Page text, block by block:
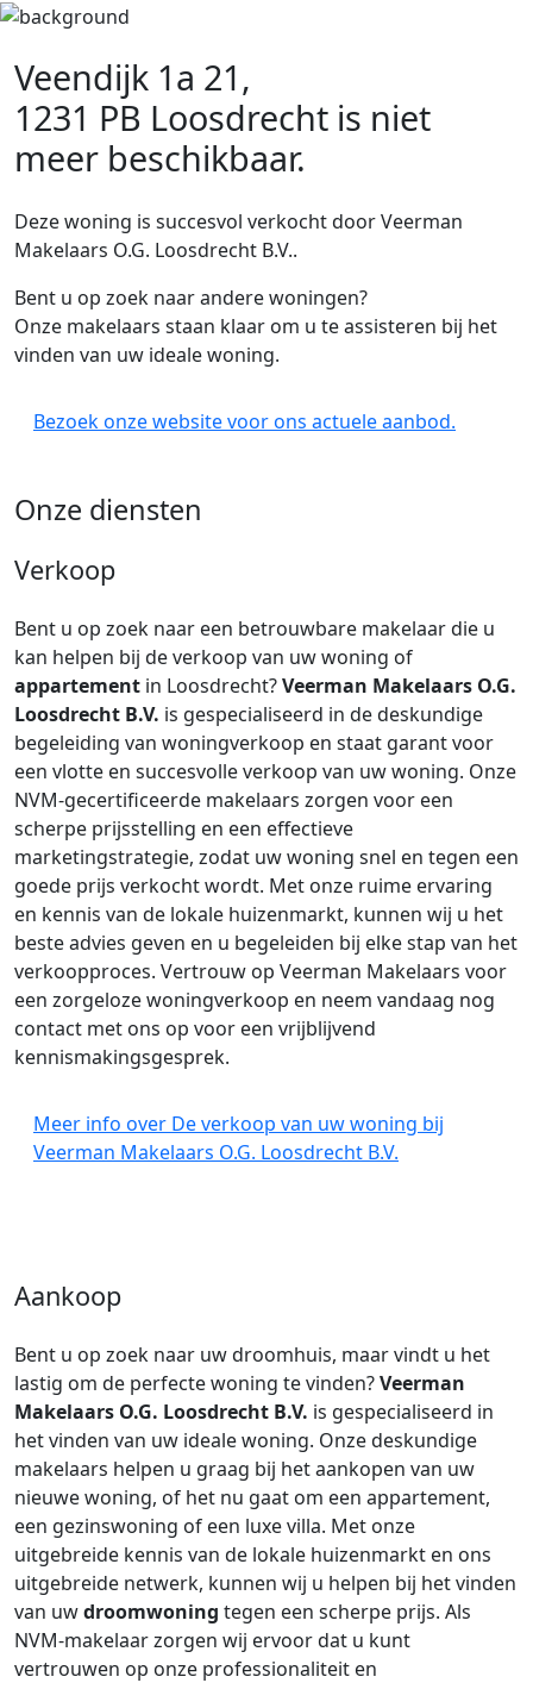
Veendijk 1a 21,
1231 PB Loosdrecht is niet
meer beschikbaar.
Deze woning is succesvol verkocht door Veerman
Makelaars O.G. Loosdrecht B.V..
Bent u op zoek naar andere woningen?
Onze makelaars staan klaar om u te assisteren bij het
vinden van uw ideale woning.
Bezoek onze website voor ons actuele aanbod.
Onze diensten
Verkoop
Bent u op zoek naar een betrouwbare makelaar die u
kan helpen bij de verkoop van uw woning of
appartement in Loosdrecht?Veerman Makelaars O.G.
Loosdrecht B.V. is gespecialiseerd in de deskundige
begeleiding van woningverkoop en staat garant voor
een vlotte en succesvolle verkoop van uw woning. Onze
NVM-gecertificeerde makelaars zorgen voor een
scherpe prijsstelling en een effectieve
marketingstrategie, zodat uw woning snel en tegen een
goede prijs verkocht wordt. Met onze ruime ervaring
en kennis van de lokale huizenmarkt, kunnen wij u het
beste advies geven en u begeleiden bij elke stap van het
verkoopproces. Vertrouw op Veerman Makelaars voor
een zorgeloze woningverkoop en neem vandaag nog
contact met ons op voor een vrijblijvend
kennismakingsgesprek.
Meer info over De verkoop van uw woning bij
Veerman Makelaars O.G. Loosdrecht B.V.
Aankoop
Bent u op zoek naar uw droomhuis, maar vindt u het
lastig om de perfecte woning te vinden?Veerman
Makelaars O.G. Loosdrecht B.V. is gespecialiseerd in
het vinden van uw ideale woning. Onze deskundige
makelaars helpen u graag bij het aankopen van uw
nieuwe woning, of het nu gaat om een appartement,
een gezinswoning of een luxe villa. Met onze
uitgebreide kennis van de lokale huizenmarkt en ons
uitgebreide netwerk, kunnen wij u helpen bij het vinden
van uwdroomwoning tegen een scherpe prijs. Als
NVM-makelaar zorgen wij ervoor dat u kunt
vertrouwen op onze professionaliteit en